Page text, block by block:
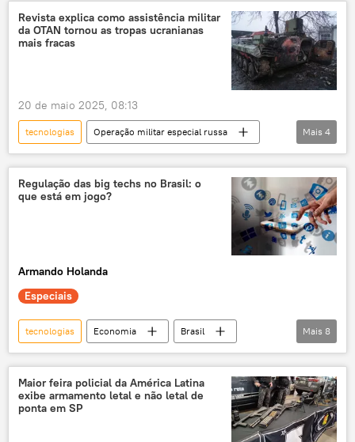
armas
Oriente Médio
Revista explica como assistência militar
da OTAN tornou as tropas ucranianas
mais fracas
20 de maio 2025, 08:13
tecnologias
Operação militar especial russa
Forças Armadas da Ucrânia
OTAN
armamentos
obsoleto
Mais 4
Regulação das big techs no Brasil: o
que está em jogo?
Armando Holanda
Especiais
tecnologias Economia
Brasil
Meta
BRICS
exclusiva
Federação da Rússia
tecnologia
Google
Tecnologias de Ponta
Mais 8
Maior feira policial da América Latina
exibe armamento letal e não letal de
ponta em SP